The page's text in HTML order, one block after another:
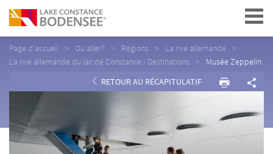
Navigation
Page d'accueil Où aller? Régions
La rive allemande
La rive allemande du lac de Constance - Destinations
Musée Zeppelin
RETOUR AU RÉCAPITULATIF